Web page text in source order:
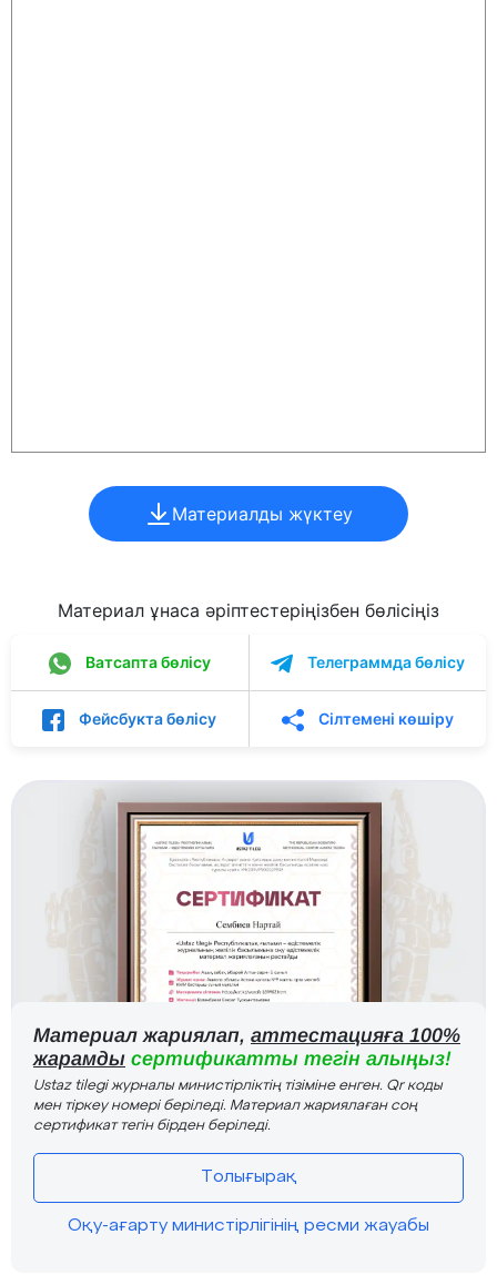
Материалды жүктеу
Материал ұнаса әріптестеріңізбен бөлісіңіз
Ватсапта бөлісу Телеграммда бөлісу
Фейсбукта бөлісу Сілтемені көшіру
Материал жариялап, аттестацияға 100%
жарамды сертификатты тегін алыңыз!
Ustaz tilegi журналы министірліктің тізіміне енген. Qr коды
мен тіркеу номері беріледі. Материал жариялаған соң
сертификат тегін бірден беріледі.
Толығырақ
Оқу-ағарту министірлігінің ресми жауабы